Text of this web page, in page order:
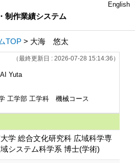
制作業績システム
English
TOP > 大海 悠太
（最終更新日 : 2026-07-28 15:14:36）
Yuta
工学部 工学科 機械コース
学 総合文化研究科 広域科学専
システム科学系 博士(学術)